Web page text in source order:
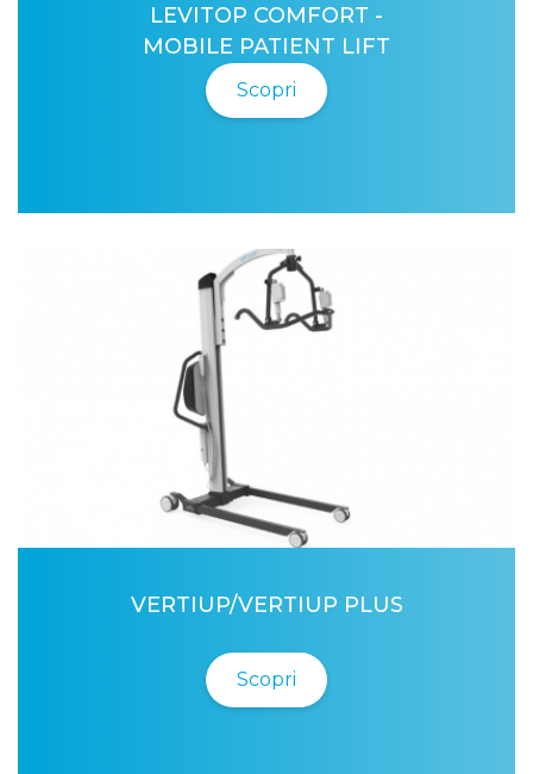
LEVITOP COMFORT -
MOBILE PATIENT LIFT
Scopri
VERTIUP/VERTIUP PLUS
Scopri